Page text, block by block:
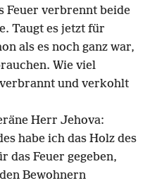
Feuer verbrennt beide
Taugt es jetzt für
als es noch ganz war,
Wie viel
verbrannt und verkohlt
Herr Jehova:
habe ich das Holz des
das Feuer gegeben,
Bewohnern